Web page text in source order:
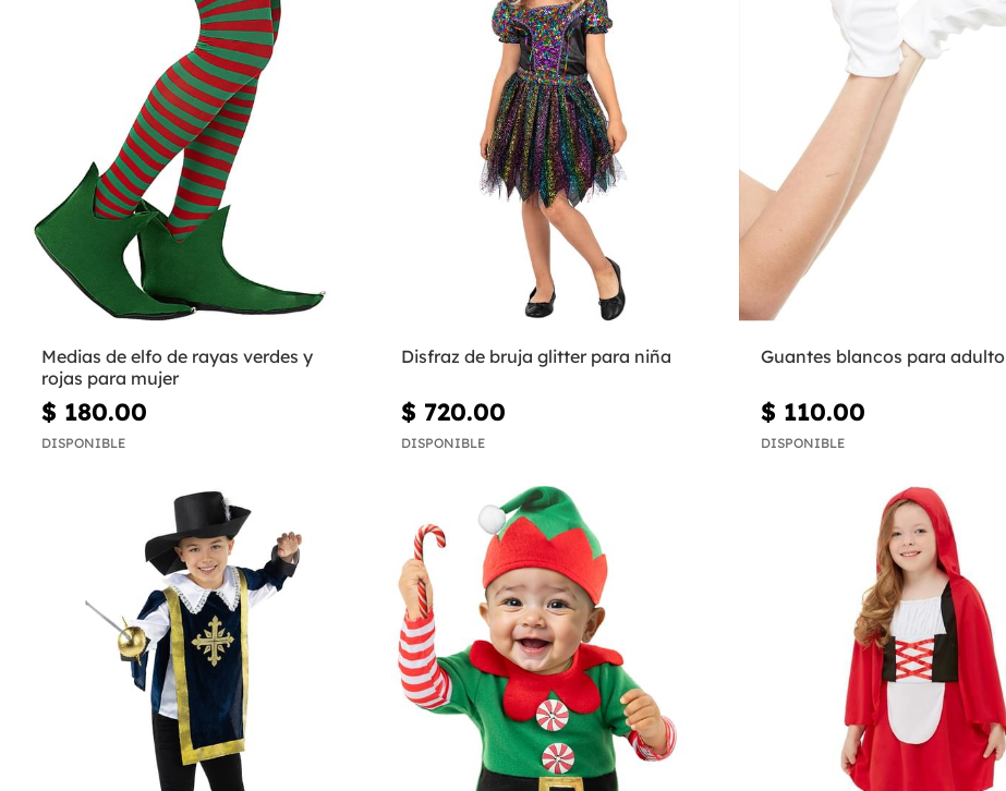
Medias de elfo de rayas verdes y
rojas para mujer
$ 180.00
DISPONIBLE
Disfraz de bruja glitter para niña
$ 720.00
DISPONIBLE
Guantes blancos para adulto
$ 110.00
DISPONIBLE